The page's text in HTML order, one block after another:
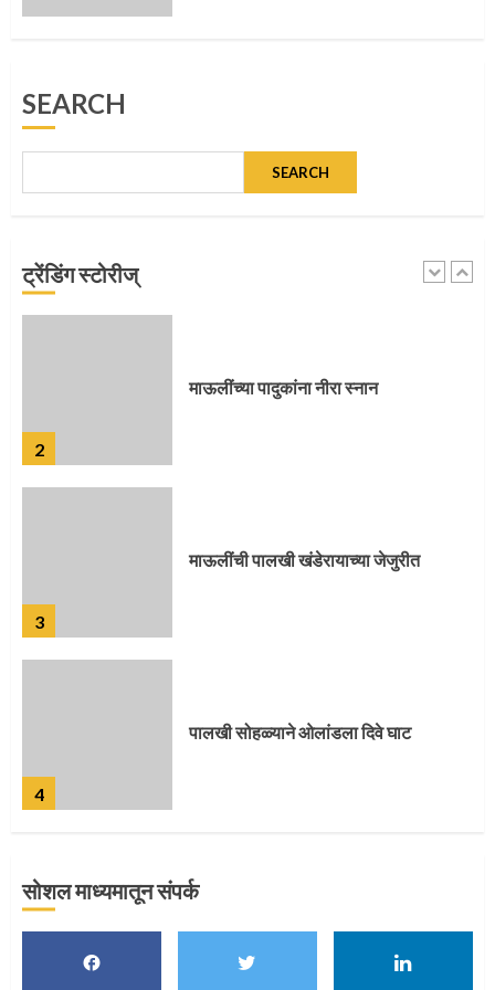
SEARCH
SEARCH
ट्रेंडिंग स्टोरीज्
1
2
मुख्यमंत्र्यांच्या हस्ते विठ्ठलाची महापूजा
सोशल माध्यमातून संपर्क